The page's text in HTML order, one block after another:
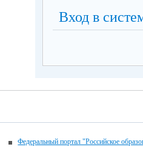
Вход в
Федеральный портал "Российское